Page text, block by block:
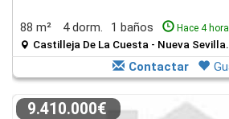
88 m² 4 dorm. 1 baños Hace 4
Castilleja De La Cuesta - Nueva Sevilla.
Contactar
9.410.000€